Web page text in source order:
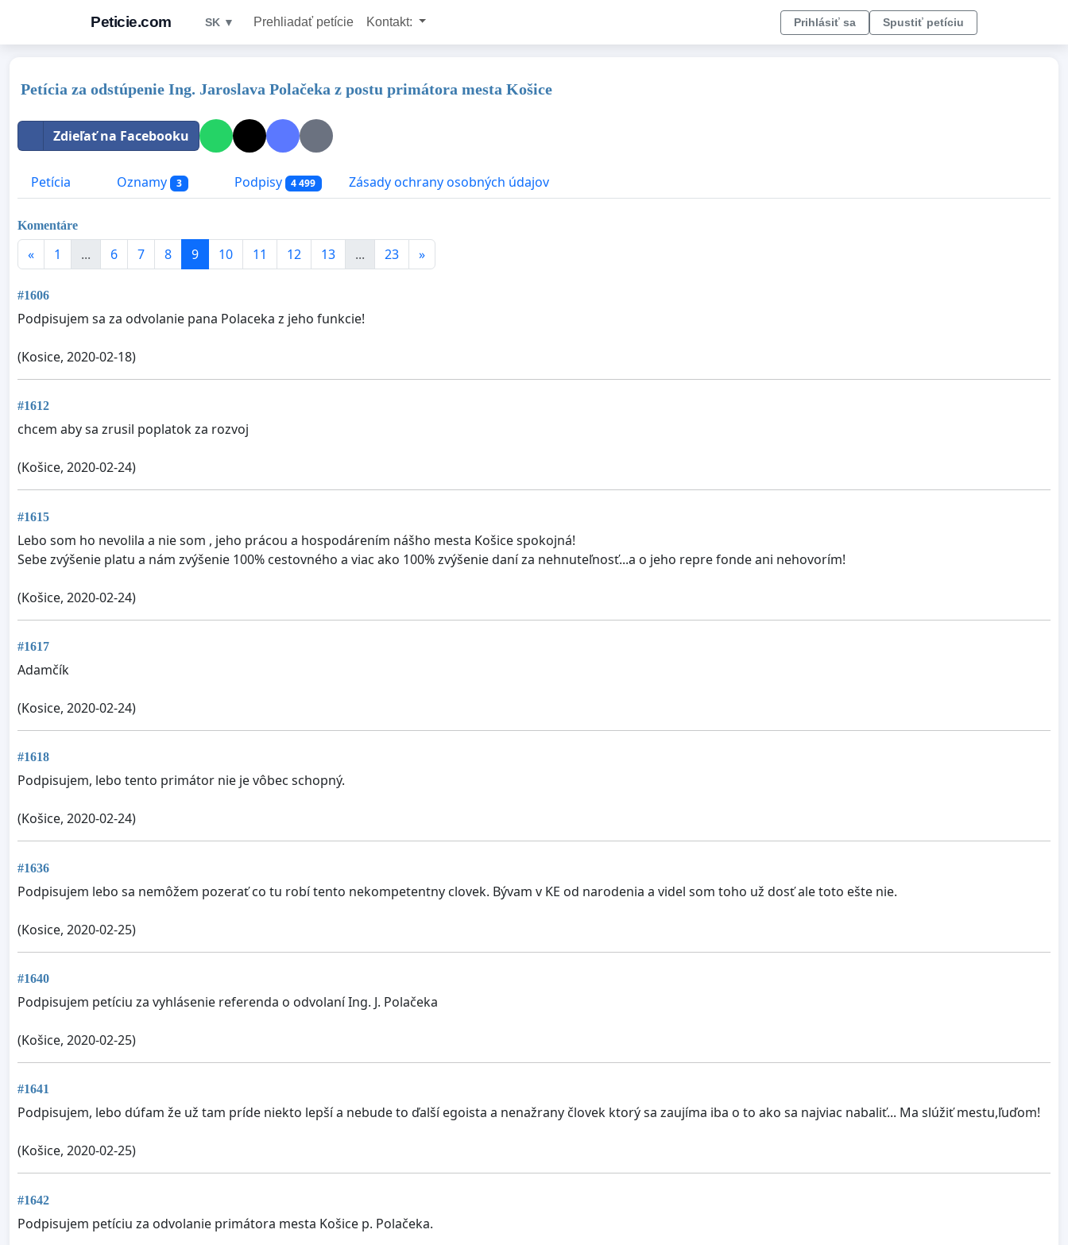
Peticie.com SK ▼ Prehliadať petície Kontakt: Prihlásiť sa Spustiť petíciu
Petícia za odstúpenie Ing. Jaroslava Polačeka z postu primátora mesta Košice
Zdieľať na Facebooku
Petícia Oznamy 3 Podpisy 4 499 Zásady ochrany osobných údajov
Komentáre
« 1 ... 6 7 8 9 10 11 12 13 ... 23 »
#1606
Podpisujem sa za odvolanie pana Polaceka z jeho funkcie!
(Kosice, 2020-02-18)
#1612
chcem aby sa zrusil poplatok za rozvoj
(Košice, 2020-02-24)
#1615
Lebo som ho nevolila a nie som , jeho prácou a hospodárením nášho mesta Košice spokojná!
Sebe zvýšenie platu a nám zvýšenie 100% cestovného a viac ako 100% zvýšenie daní za nehnuteľnosť...a o jeho repre fonde ani nehovorím!
(Košice, 2020-02-24)
#1617
Adamčík
(Kosice, 2020-02-24)
#1618
Podpisujem, lebo tento primátor nie je vôbec schopný.
(Košice, 2020-02-24)
#1636
Podpisujem lebo sa nemôžem pozerať co tu robí tento nekompetentny clovek. Bývam v KE od narodenia a videl som toho už dosť ale toto ešte nie.
(Kosice, 2020-02-25)
#1640
Podpisujem petíciu za vyhlásenie referenda o odvolaní Ing. J. Polačeka
(Košice, 2020-02-25)
#1641
Podpisujem, lebo dúfam že už tam príde niekto lepší a nebude to ďalší egoista a nenažrany človek ktorý sa zaujíma iba o to ako sa najviac nabaliť... Ma slúžiť mestu,ľuďom!
(Košice, 2020-02-25)
#1642
Podpisujem petíciu za odvolanie primátora mesta Košice p. Polačeka.